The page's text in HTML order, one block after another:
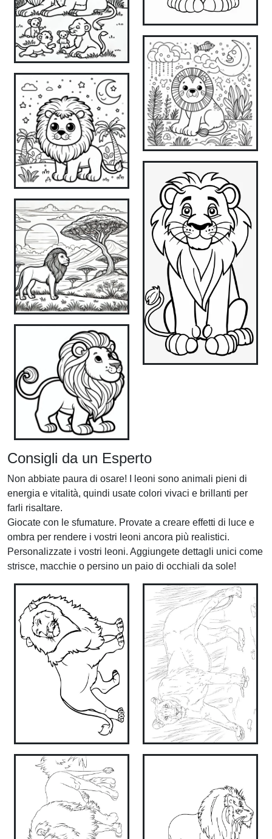
Consigli da un Esperto
Non abbiate paura di osare! I leoni sono animali pieni di
energia e vitalità, quindi usate colori vivaci e brillanti per
farli risaltare.
Giocate con le sfumature. Provate a creare effetti di luce e
ombra per rendere i vostri leoni ancora più realistici.
Personalizzate i vostri leoni. Aggiungete dettagli unici come
strisce, macchie o persino un paio di occhiali da sole!